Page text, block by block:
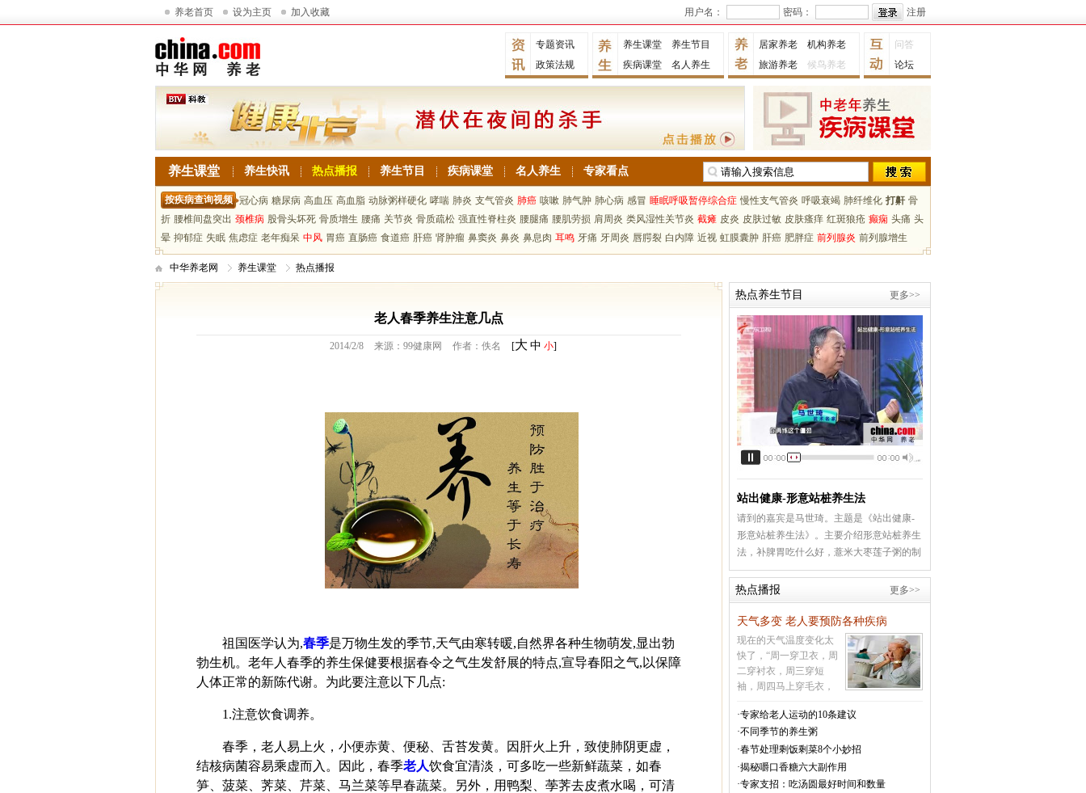
养老首页 设为主页 加入收藏 用户名： 密码： 注册
专题资讯
政策法规
养生课堂
养生节目
疾病课堂
名人养生
居家养老
机构养老
旅游养老
候鸟养老
问答
论坛
养生课堂 养生快讯 热点播报 养生节目 疾病课堂 名人养生 专家看点
按疾病查询视频 冠心病 糖尿病 高血压 高血脂 动脉粥样硬化 哮喘 肺炎 支气管炎 肺癌 咳嗽 肺气肿 肺心病 感冒 睡眠呼吸暂停综合症 慢性支气管炎 呼吸衰竭 肺纤维化 打鼾 骨
折 腰椎间盘突出 颈椎病 股骨头坏死 骨质增生 腰痛 关节炎 骨质疏松 强直性脊柱炎 腰腿痛 腰肌劳损 肩周炎 类风湿性关节炎 截瘫 皮炎 皮肤过敏 皮肤瘙痒 红斑狼疮 癫痫 头痛 头
晕 抑郁症 失眠 焦虑症 老年痴呆 中风 胃癌 直肠癌 食道癌 肝癌 肾肿瘤 鼻窦炎 鼻炎 鼻息肉 耳鸣 牙痛 牙周炎 唇腭裂 白内障 近视 虹膜囊肿 肝癌 肥胖症 前列腺炎 前列腺增生
中华养老网 养生课堂 热点播报
老人春季养生注意几点
2014/2/8 来源：99健康网 作者：佚名 [大 中 小]
祖国医学认为,春季是万物生发的季节,天气由寒转暖,自然界各种生物萌发,显出勃
勃生机。老年人春季的养生保健要根据春令之气生发舒展的特点,宣导春阳之气,以保障
人体正常的新陈代谢。为此要注意以下几点:
1.注意饮食调养。
春季，老人易上火，小便赤黄、便秘、舌苔发黄。因肝火上升，致使肺阴更虚，
结核病菌容易乘虚而入。因此，春季老人饮食宜清淡，可多吃一些新鲜蔬菜，如春
笋、菠菜、荠菜、芹菜、马兰菜等早春蔬菜。另外，用鸭梨、荸荠去皮煮水喝，可清
热点养生节目 更多>>
站出健康-形意站桩养生法
请到的嘉宾是马世琦。主题是《站出健康-
形意站桩养生法》。主要介绍形意站桩养生
法，补脾胃吃什么好，薏米大枣莲子粥的制
作方法等相关内容[详情]
热点播报 更多>>
天气多变 老人要预防各种疾病
现在的天气温度变化太
快了，“周一穿卫衣，周
二穿衬衣，周三穿短
袖，周四马上穿毛衣，
周日又让你穿羽绒衣”，
这样的天气让很多的老
年人受不了，就会生
病，很多的疾病就会因
为气温的变化而引发。
·专家给老人运动的10条建议
·不同季节的养生粥
·春节处理剩饭剩菜8个小妙招
·揭秘嚼口香糖六大副作用
·专家支招：吃汤圆最好时间和数量